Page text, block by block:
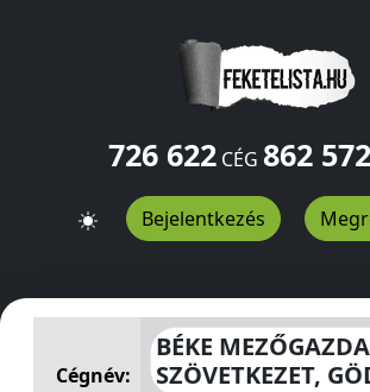
726 622CÉG 862 572
Bejelentkezés
BÉKE MEZŐGAZDASÁGI
Cégnév:
BÉKE
SZÖVETKEZET,